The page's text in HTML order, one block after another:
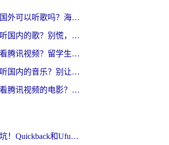
酷狗会员在国外可以听歌吗？海外党亲测有效：3步解决音乐权限难题
在国外无法听国内的歌？别慌，这样操作就能畅听QQ音乐（附亲测加速器推荐）
在国外如何看腾讯视频？留学生亲测有效的回国加速方案
在国外怎么听国内的音乐？别让版权限制断了你的华语歌单
怎么在国外看腾讯视频的电影？海外党亲测有效的回国加速指南
海外党别踩坑！Quickback和UfunR好用吗？选对回国加速器才能无缝刷国内资源